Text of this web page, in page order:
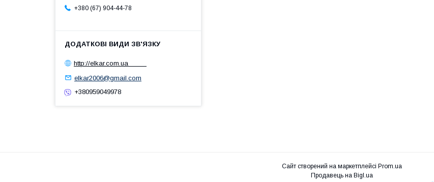
+380 (67) 904-44-78
http://elkar.com.ua
elkar2006@gmail.com
+380959049978
Сайт створений на маркетплейсі Prom.ua
Продавець на Bigl.ua